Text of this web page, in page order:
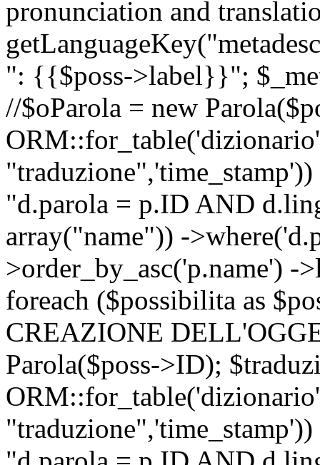
pronunciation and
": {{$poss->label}}";
//$oParola = new
"d.parola = p.ID AND
array("name")) -
>order_by_asc('p.name')
foreach ($possibilita as
CREAZIONE
Parola($poss->ID);